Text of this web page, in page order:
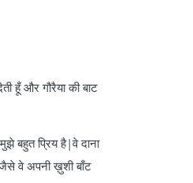
हूँ और गौरैया की बाट
बहुत प्रिय है|वे दाना
वे अपनी ख़ुशी बाँट